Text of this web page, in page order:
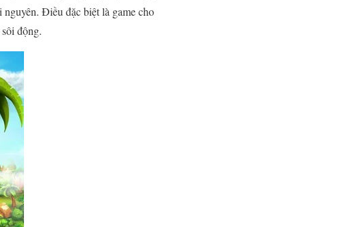
Điều đặc biệt là game cho
động.